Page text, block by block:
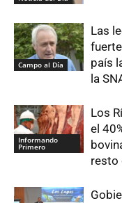
Campo al Día
Las
país
la
Informando
Primero
Los
el
resto